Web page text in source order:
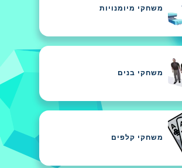
משחקי מיומנויות
משחקי בנים
משחקי קלפים